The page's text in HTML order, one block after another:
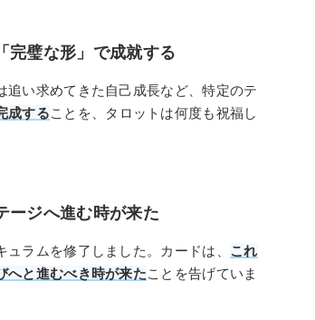
完璧な形」で成就する
い求めてきた自己成長など、特定のテ
成することを、タロットは何度も祝福し
ージへ進む時が来た
ラムを修了しました。カードは、 これ
へと進むべき時が来たことを告げていま